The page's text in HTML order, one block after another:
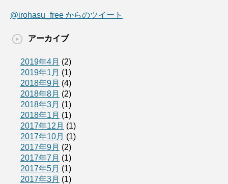
@irohasu_free からのツイート
アーカイブ
2019年4月 (2)
2019年1月 (1)
2018年9月 (4)
2018年8月 (2)
2018年3月 (1)
2018年1月 (1)
2017年12月 (1)
2017年10月 (1)
2017年9月 (2)
2017年7月 (1)
2017年5月 (1)
2017年3月 (1)